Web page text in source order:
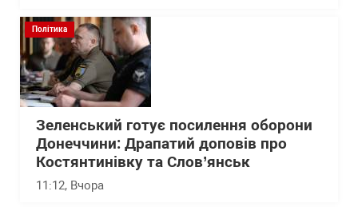
Політика
Зеленський готує посилення оборони
Донеччини: Драпатий доповів про
Костянтинівку та Слов’янськ
11:12, Вчора